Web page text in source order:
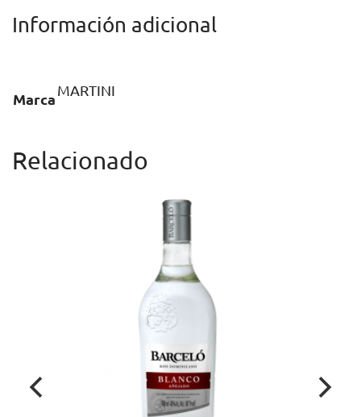
Información adicional
Marca
MARTINI
Relacionado